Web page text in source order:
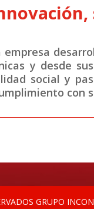
empresa
y desde
social y
con
GRUPO